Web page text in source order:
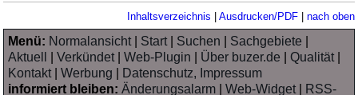
Inhaltsverzeichnis | Ausdrucken/PDF| nach oben
Menü: Normalansicht| Start| Suchen Sachgebiete
Aktuell
|Verkündet|Web-Plugin Über buzer.de |Qualität|
Kontakt|Werbung
Datenschutz, Impressum
informiert bleiben: Änderungsalarm |Web-Widget| RSS-